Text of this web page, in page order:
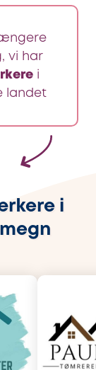
længere
vi har
i
landet
i